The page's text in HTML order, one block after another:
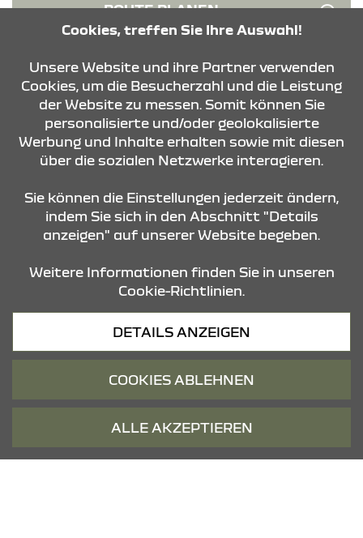
ROUTE PLANEN
ÖFFNUNGSZEITEN
Verkauf Neu- und Gebrauchtwagen
Montag - Freitag
08:00 Uhr - 18:00 Uhr
09:00 Uhr - 13:00 Uhr
Service
07:30 Uhr - 18:00 Uhr
09:00 Uhr - 13:00 Uhr
Teile & Zubehör
Montag - Freitag
09:00 Uhr - 12:00 Uhr
Cookies, treffen Sie Ihre Auswahl!
Unsere Website und ihre Partner verwenden
Cookies, um die Besucherzahl und die Leistung
der Website zu messen. Somit können Sie
personalisierte und/oder geolokalisierte
Werbung und Inhalte erhalten sowie mit diesen
über die sozialen Netzwerke interagieren.
Sie können die Einstellungen jederzeit ändern,
indem Sie sich in den Abschnitt "Details
anzeigen" auf unserer Website begeben.
Weitere Informationen finden Sie in unseren
Cookie-Richtlinien.
DETAILS ANZEIGEN
COOKIES ABLEHNEN
ALLE AKZEPTIEREN